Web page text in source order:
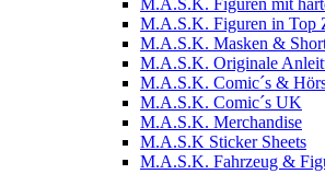
M.A.S.K. Figuren in Top
M.A.S.K. Masken &
M.A.S.K. Originale
M.A.S.K. Comic´s &
M.A.S.K. Comic´s UK
M.A.S.K. Merchandise
M.A.S.K Sticker Sheets
M.A.S.K. Fahrzeug &